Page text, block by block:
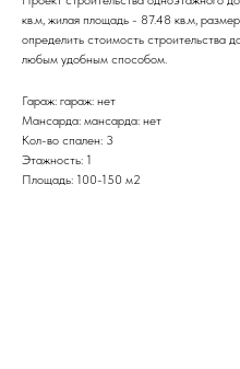
кв.м, жилая площадь - 87.48 кв.м,
определить стоимость строительства
любым удобным способом.
Гараж: гараж: нет
Мансарда: мансарда: нет
Кол-во спален: 3
Этажность: 1
Площадь: 100-150 м2